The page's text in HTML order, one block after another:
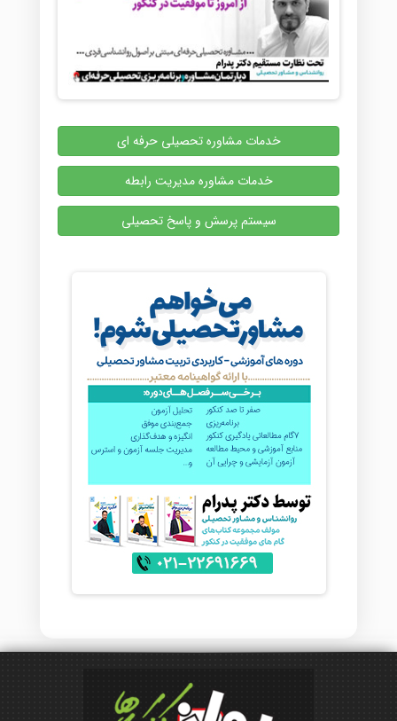
خدمات مشاوره تحصیلی حرفه ای
خدمات مشاوره مدیریت رابطه
سیستم پرسش و پاسخ تحصیلی